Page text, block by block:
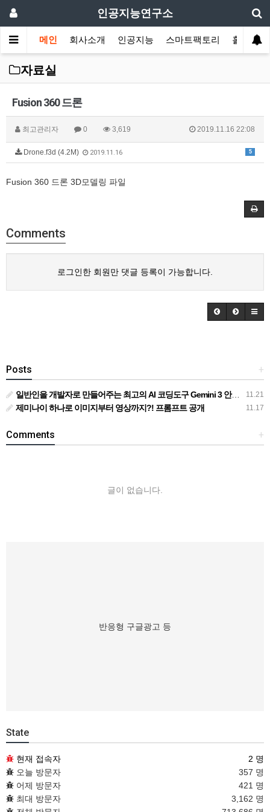
인공지능연구소
메인 회사소개 인공지능 스마트팩토리 홀로그램
자료실
Fusion 360 드론
최고관리자 0 3,619 2019.11.16 22:08
5
Drone.f3d (4.2M) 2019.11.16
Fusion 360 드론 3D모델링 파일
Comments
로그인한 회원만 댓글 등록이 가능합니다.
+
Posts
11.21
일반인을 개발자로 만들어주는 최고의 AI 코딩도구 Gemini 3 안티그래비티
11.17
제미나이 하나로 이미지부터 영상까지?! 프롬프트 공개
+
Comments
글이 없습니다.
반응형 구글광고 등
State
현재 접속자
2 명
오늘 방문자
357 명
어제 방문자
421 명
최대 방문자
3,162 명